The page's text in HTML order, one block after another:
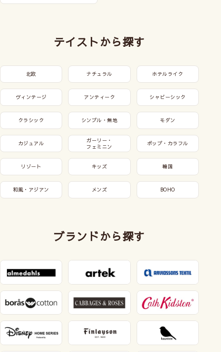
テイストから探す
北欧 ナチュラル ホテルライク
ヴィンテージ アンティーク シャビーシック
クラシック シンプル・無地 モダン
カジュアル
ガーリー・
フェミニン
ポップ・カラフル
リゾート キッズ 韓国
和風・アジアン メンズ BOHO
ブランドから探す